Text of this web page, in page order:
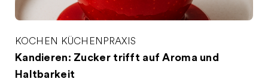
KOCHEN KÜCHENPRAXIS
Kandieren: Zucker trifft auf Aroma und
Haltbarkeit